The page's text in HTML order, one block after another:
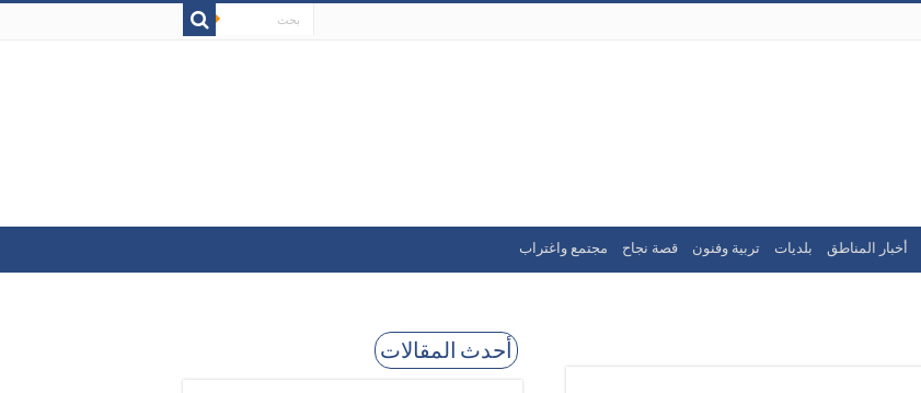
أخبار المناطق بلديات تربية وفنون قصة نجاح مجتمع واغتراب
أحدث المقالات